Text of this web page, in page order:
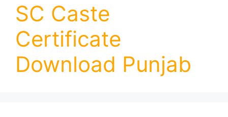
SC Caste
Certificate
Download Punjab